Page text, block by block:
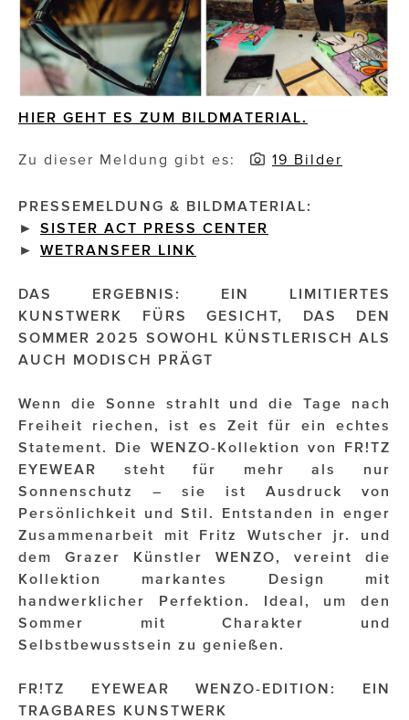
JUWELIER WAGNER
Magenta Telekom
rot weiss rosé
OTTO AM DONAUKANAL
sehen!wutscher
SISTER ACT
Solid & Bold
St. Peter Stiftskulinarium
The Budims
THE GOODSTUFF
TOG Studio
Upside Down Town Hotel – Neue Post
ÜBER UNS
HIER GEHT ES ZUM BILDMATERIAL.
Zu dieser Meldung gibt es: 19 Bilder
PRESSEMELDUNG & BILDMATERIAL:
► SISTER ACT PRESS CENTER
► WETRANSFER LINK
DAS ERGEBNIS: EIN LIMITIERTES
KUNSTWERK FÜRS GESICHT, DAS DEN
SOMMER 2025 SOWOHL KÜNSTLERISCH ALS
AUCH MODISCH PRÄGT
Wenn die Sonne strahlt und die Tage nach
Freiheit riechen, ist es Zeit für ein echtes
Statement. Die WENZO-Kollektion von FR!TZ
EYEWEAR steht für mehr als nur
Sonnenschutz – sie ist Ausdruck von
Persönlichkeit und Stil. Entstanden in enger
Zusammenarbeit mit Fritz Wutscher jr. und
dem Grazer Künstler WENZO, vereint die
Kollektion markantes Design mit
handwerklicher Perfektion. Ideal, um den
Sommer mit Charakter und
Selbstbewusstsein zu genießen.
FR!TZ EYEWEAR WENZO-EDITION: EIN
TRAGBARES KUNSTWERK